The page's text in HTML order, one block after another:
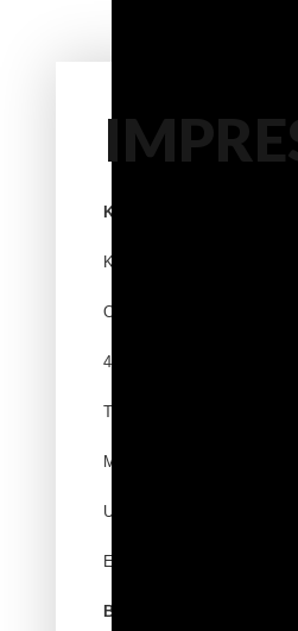
Karim Rahhal
Otto-Lilienthal-Str.38
46539 Dinslaken
Telefon/Fax: 02064-18791
Mobil: 0173-5478241
UST ID: DE217677924
Email:
Bankverbindung: